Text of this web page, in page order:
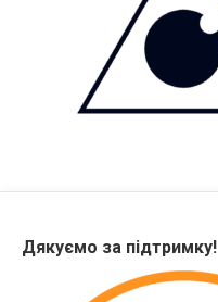
Дякуємо за підтримку!